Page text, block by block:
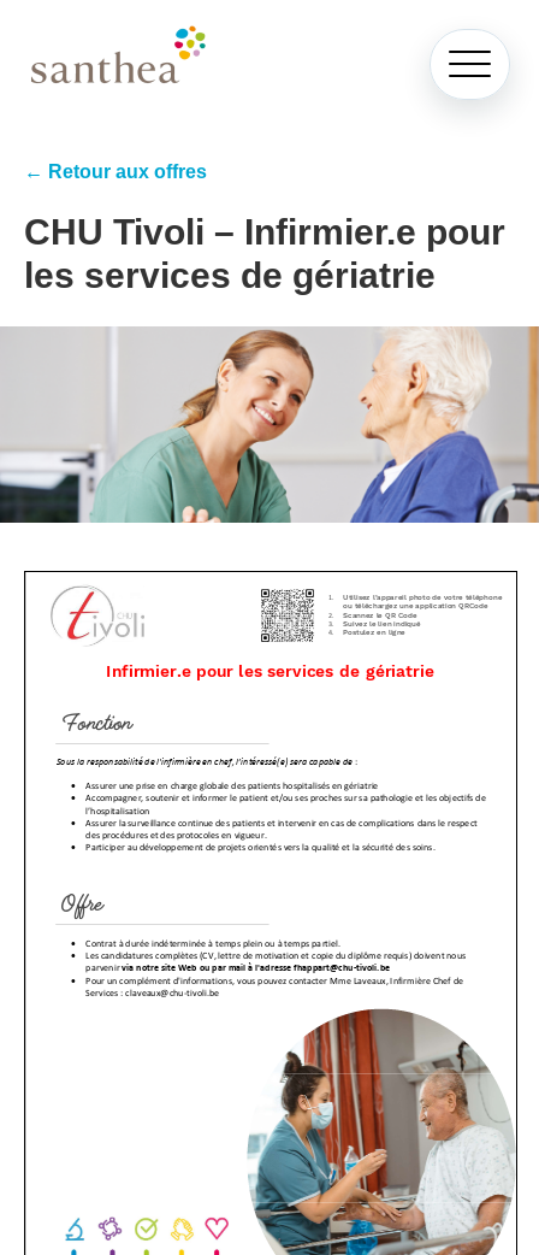
← Retour aux offres
CHU Tivoli – Infirmier.e pour
les services de gériatrie